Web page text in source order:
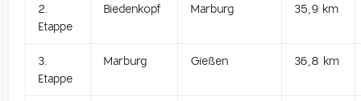
2.
Etappe
Biedenkopf Marburg 35,9 km
3.
Etappe
Marburg Gießen 36,8 km